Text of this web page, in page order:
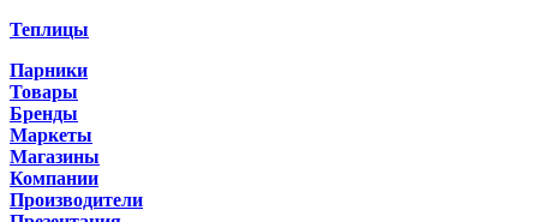
Теплицы
Парники
Товары
Бренды
Маркеты
Магазины
Компании
Производители